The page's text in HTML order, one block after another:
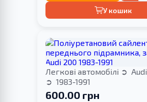
У кошик
Легкові автомобілі Audi
1983-1991
600.00 грн